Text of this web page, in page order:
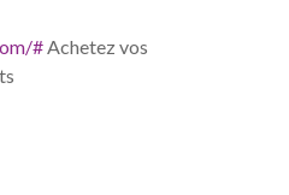
#Achetez vos